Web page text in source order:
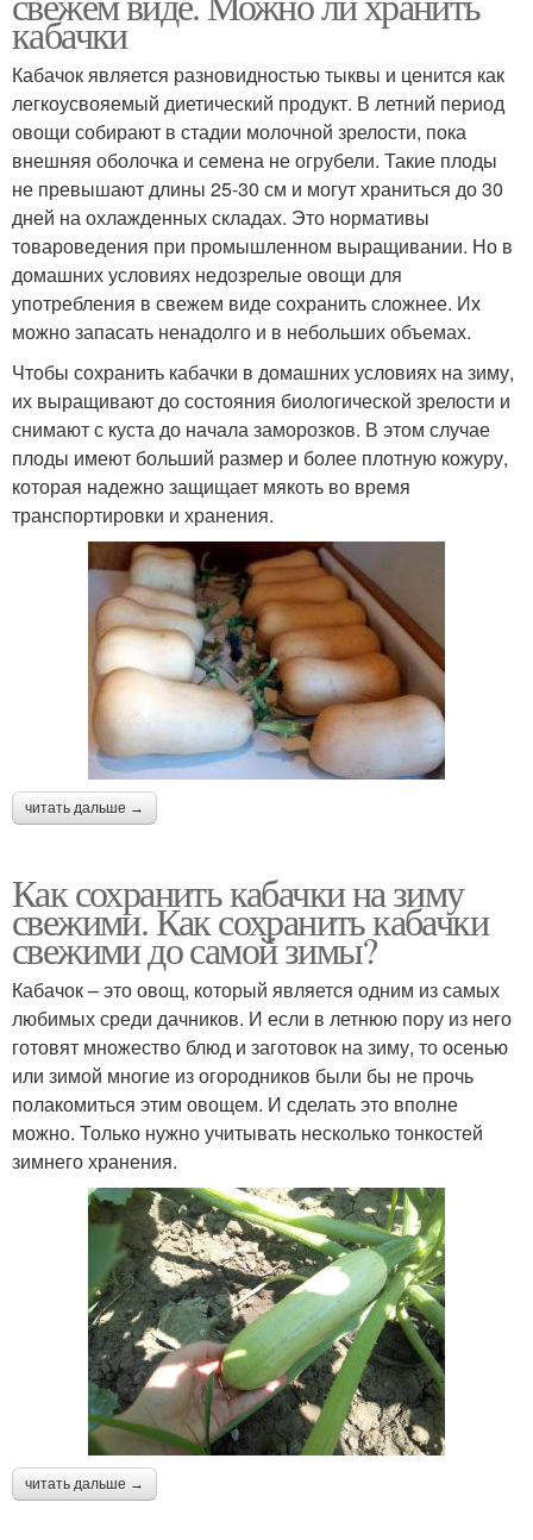
кабачки
Кабачок является разновидностью тыквы и ценится как
легкоусвояемый диетический продукт. В летний период
овощи собирают в стадии молочной зрелости, пока
внешняя оболочка и семена не огрубели. Такие плоды
не превышают длины 25-30 см и могут храниться до 30
дней на охлажденных складах. Это нормативы
товароведения при промышленном выращивании. Но в
домашних условиях недозрелые овощи для
употребления в свежем виде сохранить сложнее. Их
можно запасать ненадолго и в небольших объемах.
Чтобы сохранить кабачки в домашних условиях на зиму,
их выращивают до состояния биологической зрелости и
снимают с куста до начала заморозков. В этом случае
плоды имеют больший размер и более плотную кожуру,
которая надежно защищает мякоть во время
транспортировки и хранения.
читать дальше →
Как сохранить кабачки на зиму
свежими. Как сохранить кабачки
свежими до самой зимы?
Кабачок – это овощ, который является одним из самых
любимых среди дачников. И если в летнюю пору из него
готовят множество блюд и заготовок на зиму, то осенью
или зимой многие из огородников были бы не прочь
полакомиться этим овощем. И сделать это вполне
можно. Только нужно учитывать несколько тонкостей
зимнего хранения.
читать дальше →